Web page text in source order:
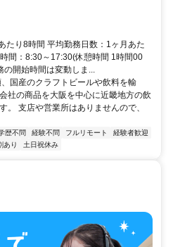
たり8時間 平均勤務日数：1ヶ月あた
間：8:30～17:30(休憩時間 1時間00
開始時間は変動しま...
国産のクラフトビールや飲料を輸
社の商品を大阪を中心に近畿地方の飲
。 支店や営業所はありませんので、
歴不問 経験不問 フルリモート
経験者歓迎
あり 土日祝休み